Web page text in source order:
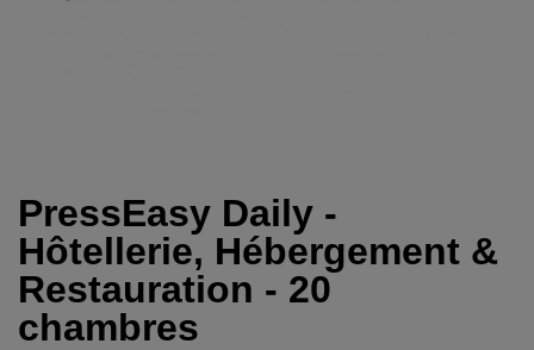
PressEasy Daily -
Hôtellerie, Hébergement &
Restauration - 20
chambres